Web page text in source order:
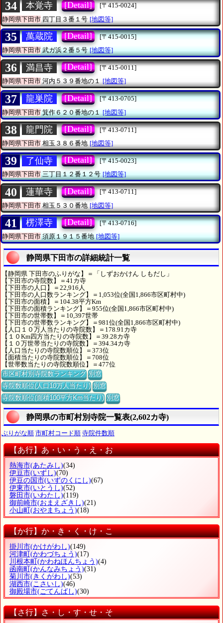
34 本覚寺 [Detail]
[〒415-0024]
静岡県下田市 四丁目３番１号 [地図等]
35 萬蔵院 [Detail]
[〒415-0015]
静岡県下田市武ガ浜２番５号 [地図等]
36 満昌寺 [Detail]
[〒415-0011]
静岡県下田市河内５３９番地の１ [地図等]
37 龍巣院 [Detail]
[〒413-0705]
静岡県下田市箕作６２０番地の１ [地図等]
38 龍門院 [Detail]
[〒413-0711]
静岡県下田市 相玉３８６番地 [地図等]
39 了仙寺 [Detail]
[〒415-0023]
静岡県下田市三丁目１２番１２号 [地図等]
40 蓮華寺 [Detail]
[〒413-0711]
静岡県下田市 相玉５３０番地 [地図等]
41 楞澤寺 [Detail]
[〒413-0716]
静岡県下田市須原１９１５番地 [地図等]
静岡県下田市の詳細統計一覧
【静岡県 下田市のふりがな】＝「しずおかけん しもだし」
【下田市の寺院数】＝41カ寺
【下田市の人口】＝22,916人
【下田市の人口数ランキング】＝1,053位(全国1,866市区町村中)
【下田市の面積】＝104.38平方Km
【下田市の面積ランキング】＝955位(全国1,866市区町村中)
【下田市の世帯数】＝10,397世帯
【下田市の世帯数ランキング】＝981位(全国1,866市区町村中)
【人口１０万人当たりの寺院数】＝178.91カ寺
【１０Km四方当たりの寺院数】＝39.28カ寺
【１０万世帯当たりの寺院数】＝394.34カ寺
【人口当たりの寺院数順位】＝373位
【面積当たりの寺院数順位】＝708位
【世帯数当たりの寺院数順位】＝477位
市区町村別寺院数ランキング 別窓
寺院数順位(人口10万人当たり) 別窓
寺院数順位(面積100平方Km当たり) 別窓
静岡県の市町村別寺院一覧表(2,602カ寺)
ぶりがな順 市町村コード順 寺院件数順
【あ行】あ・い・う・え・お
熱海市(あたみし)(34)
伊豆市(いずし)(70)
伊豆の国市(いずのくにし)(67)
伊東市(いとうし)(52)
磐田市(いわたし)(119)
御前崎市(おまえざきし)(21)
小山町 (おやまちょう)(18)
【か行】か・き・く・け・こ
掛川市(かけがわし)(149)
河津町 (かわづちょう)(17)
川根本町 (かわねほんちょう)(4)
函南町 (かんなみちょう)(31)
菊川市(きくがわし)(53)
湖西市(こさいし)(46)
御殿場市(ごてんばし)(30)
【さ行】さ・し・す・せ・そ